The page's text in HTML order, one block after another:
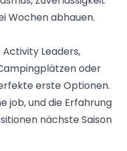
Wochen abhauen.
Activity Leaders,
oder
erste Optionen.
job, und die Erfahrung
nächste Saison